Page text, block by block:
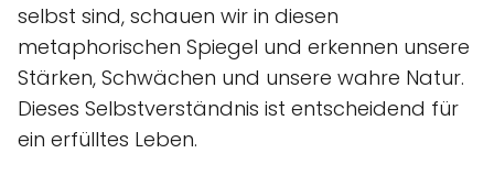
selbst sind, schauen wir in diesen
metaphorischen Spiegel und erkennen unsere
Stärken, Schwächen und unsere wahre Natur.
Dieses Selbstverständnis ist entscheidend für
ein erfülltes Leben.